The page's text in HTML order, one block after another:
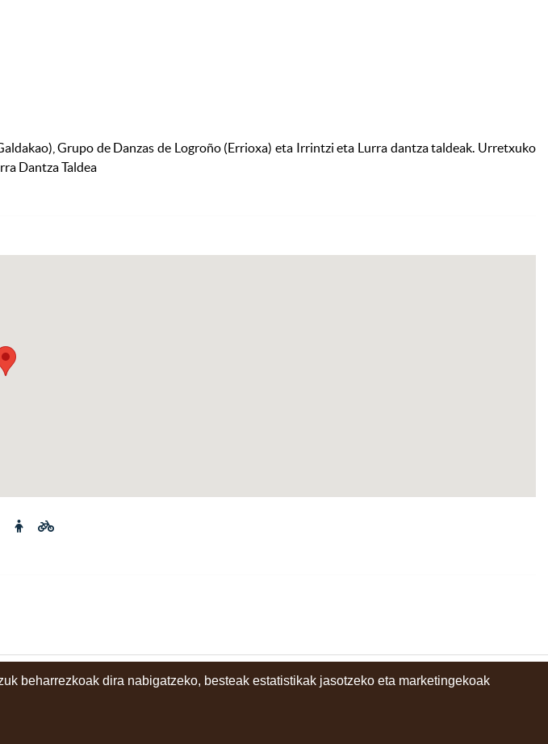
beharrezkoak dira nabigatzeko, besteak estatistikak jasotzeko eta marketingekoak
Grupo de Danzas de Logroño (Errioxa) eta Irrintzi eta Lurra dantza taldeak. Urretxuko
Dantza Taldea
instagram
facebook